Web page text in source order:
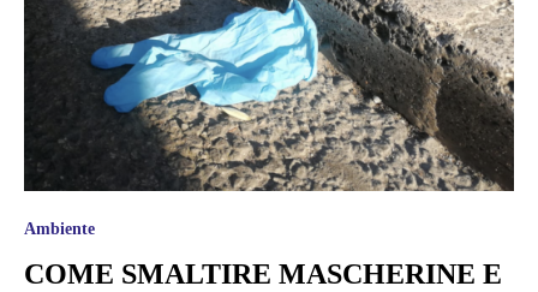
Ambiente
COME SMALTIRE MASCHERINE E